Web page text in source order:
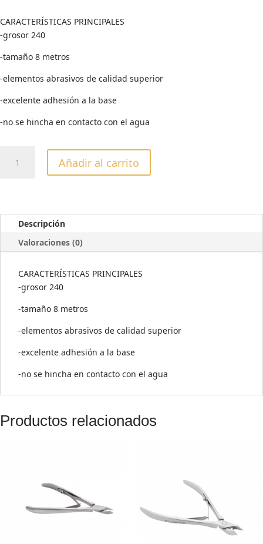
CARACTERÍSTICAS PRINCIPALES
-grosor 240
-tamaño 8 metros
-elementos abrasivos de calidad superior
-excelente adhesión a la base
-no se hincha en contacto con el agua
LIMA
CORTADOR
GRANO
Añadir al carrito
Descripción
Valoraciones (0)
CARACTERÍSTICAS PRINCIPALES
-grosor 240
-tamaño 8 metros
-elementos abrasivos de calidad superior
-excelente adhesión a la base
-no se hincha en contacto con el agua
Productos relacionados